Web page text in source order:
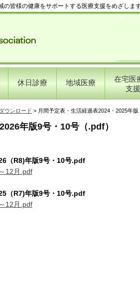
皆様の健康をサポートする医療支援をめざしま
休日診療 地域医療
在宅医
支
ウンロード > 月間予定表・生活経過表2024・2025年版
年版9号・10号（.pdf）
（R8)年版9号・10号.pdf
12月.pdf
（R7)年版9号・10号.pdf
12月.pdf